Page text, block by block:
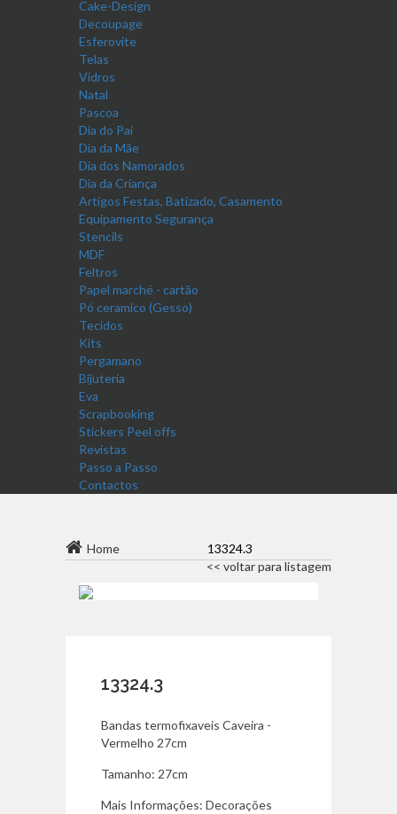
Cake-Design
Decoupage
Esferovite
Telas
Vidros
Natal
Pascoa
Dia do Pai
Dia da Mãe
Dia dos Namorados
Dia da Criança
Artigos Festas, Batizado, Casamento
Equipamento Segurança
Stencils
MDF
Feltros
Papel marché - cartão
Pó ceramico (Gesso)
Tecidos
Kits
Pergamano
Bijuteria
Eva
Scrapbooking
Stickers Peel offs
Revistas
Passo a Passo
Contactos
Home
13324.3
<< voltar para listagem
13324.3
Bandas termofixaveis Caveira -
Vermelho 27cm
Tamanho: 27cm
Mais Informações: Decorações